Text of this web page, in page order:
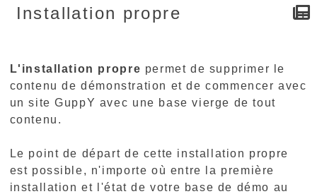
Installation propre
L'installation propre permet de supprimer le
contenu de démonstration et de commencer avec
un site GuppY avec une base vierge de tout
contenu.
Le point de départ de cette installation propre
est possible, n'importe où entre la première
installation et l'état de votre base de démo au